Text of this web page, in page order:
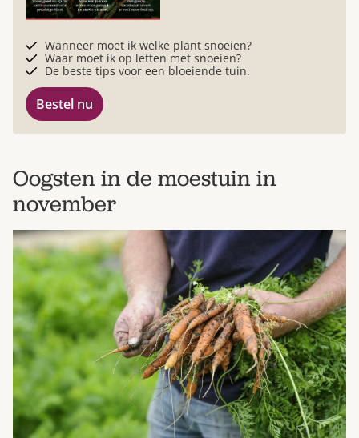
Wanneer moet ik welke plant snoeien?
Waar moet ik op letten met snoeien?
De beste tips voor een bloeiende tuin.
Bestel nu
Oogsten in de moestuin in
november